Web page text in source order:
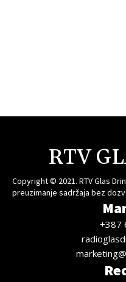
RTV
Copyright © 2021. RTV Glas
preuzimanje sadržaja bez
+387